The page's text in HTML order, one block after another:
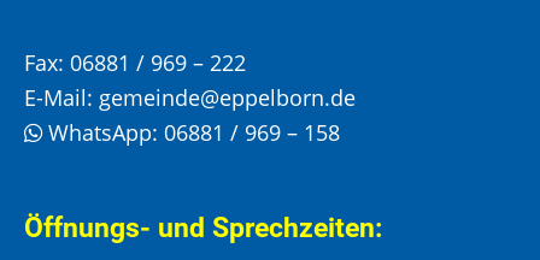
Fax: 06881 / 969 – 222
E-Mail: gemeinde@eppelborn.de
WhatsApp: 06881 / 969 – 158
Öffnungs- und Sprechzeiten: